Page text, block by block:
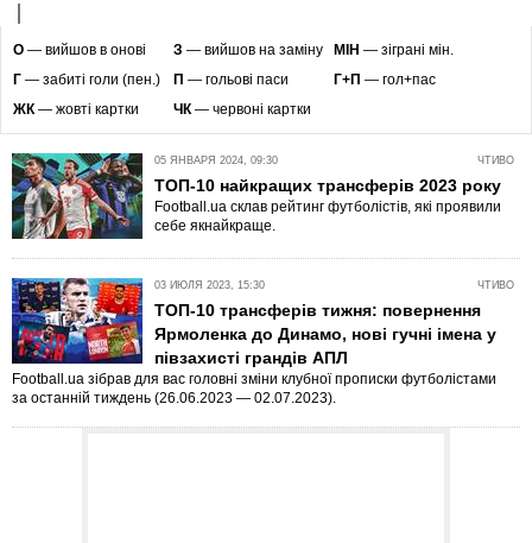
O — вийшов в онові З — вийшов на заміну МІН — зіграні мін.
Г — забиті голи (пен.) П — гольові паси Г+П — гол+пас
ЖК— жовті картки ЧК— червоні картки
ЧТИВО
05 ЯНВАРЯ 2024, 09:30
ТОП-10 найкращих трансферів 2023 року
Football.ua склав рейтинг футболістів, які проявили
себе якнайкраще.
ЧТИВО
03 ИЮЛЯ 2023, 15:30
ТОП-10 трансферів тижня: повернення
Ярмоленка до Динамо, нові гучні імена у
півзахисті грандів АПЛ
Football.ua зібрав для вас головні зміни клубної прописки футболістами
за останній тиждень (26.06.2023 — 02.07.2023).